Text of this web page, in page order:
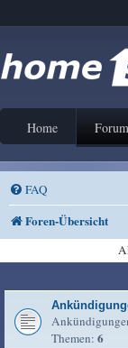
Home Forum
FAQ
Foren-Übersicht
Themen: 6